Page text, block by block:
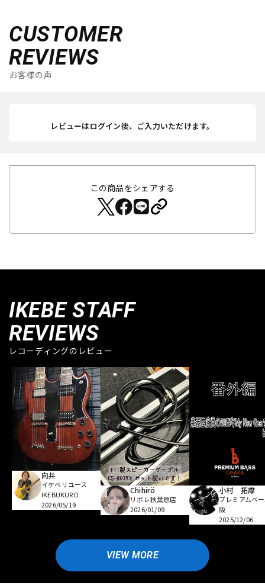
CUSTOMER
REVIEWS
お客様の声
レビューはログイン後、ご入力いただけます。
この商品をシェアする
IKEBE STAFF
REVIEWS
レコーディングのレビュー
向井
イケベリユース
IKEBUKURO
2026/05/19
Chihirö
リボレ秋葉原店
2026/01/09
小村 拓摩
プレミアムベ
阪
2025/12/06
VIEW MORE